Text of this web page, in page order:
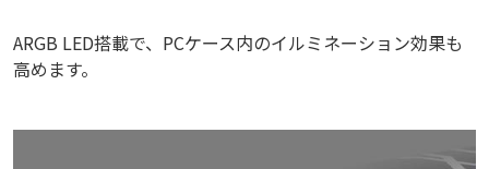
ARGB LED搭載で、PCケース内のイルミネーション効果も
高めます。